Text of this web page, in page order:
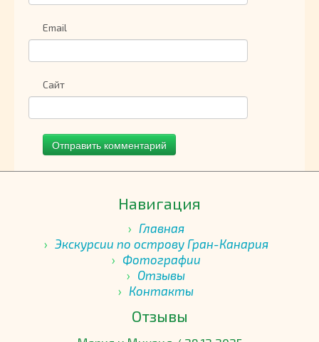
Email
Сайт
Навигация
Главная
Экскурсии по острову Гран-Канария
Фотографии
Отзывы
Контакты
Отзывы